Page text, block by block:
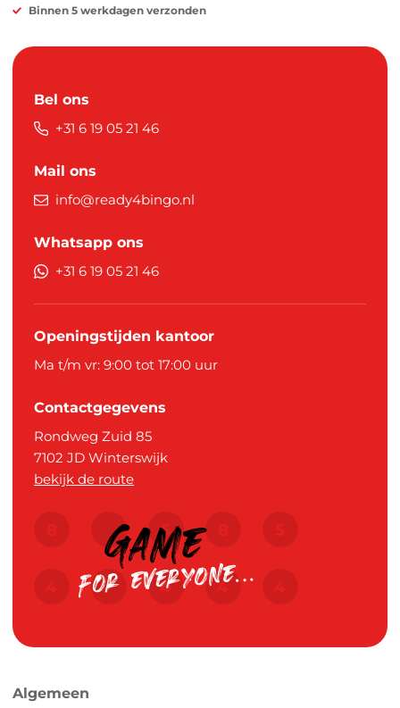
Binnen 5 werkdagen verzonden
Bel ons
+31 6 19 05 21 46
Mail ons
info@ready4bingo.nl
Whatsapp ons
+31 6 19 05 21 46
Openingstijden kantoor
Ma t/m vr: 9:00 tot 17:00 uur
Contactgegevens
Rondweg Zuid 85
7102 JD Winterswijk
bekijk de route
Algemeen